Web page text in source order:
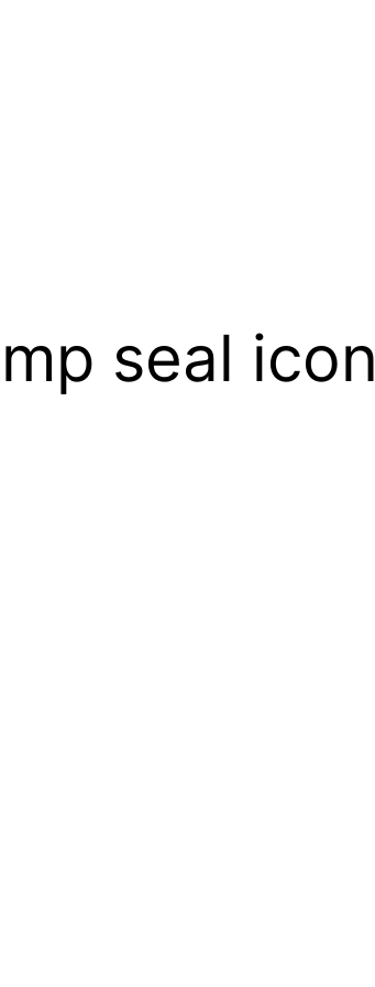
seal icon